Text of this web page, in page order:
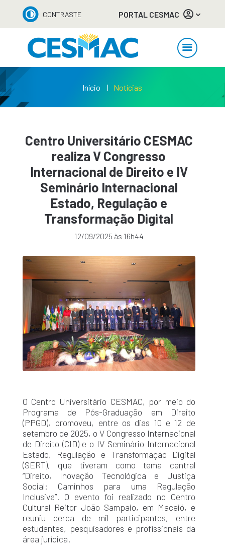
CONTRASTE PORTAL CESMAC
Início Notícias
Centro Universitário CESMAC
realiza V Congresso
Internacional de Direito e IV
Seminário Internacional
Estado, Regulação e
Transformação Digital
12/09/2025 às 16h44
O Centro Universitário CESMAC, por meio do
Programa de Pós-Graduação em Direito
(PPGD), promoveu, entre os dias 10 e 12 de
setembro de 2025, o V Congresso Internacional
de Direito (CID) e o IV Seminário Internacional
Estado, Regulação e Transformação Digital
(SERT), que tiveram como tema central
“Direito, Inovação Tecnológica e Justiça
Social: Caminhos para uma Regulação
Inclusiva”. O evento foi realizado no Centro
Cultural Reitor João Sampaio, em Maceió, e
reuniu cerca de mil participantes, entre
estudantes, pesquisadores e profissionais da
área jurídica.